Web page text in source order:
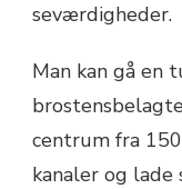
seværdigheder.
Man kan gå en
centrum fra
kanaler og